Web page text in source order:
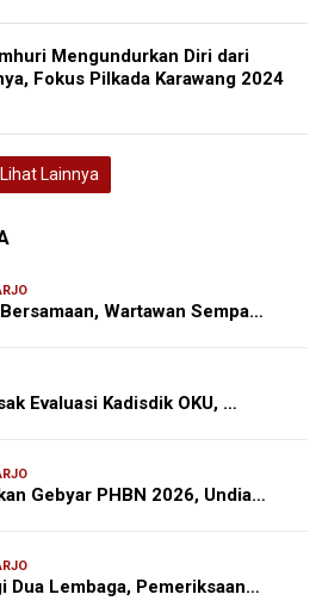
Mengundurkan Diri dari
Fokus Pilkada Karawang 2024
Lihat Lainnya
Wartawan Sempa…
Evaluasi Kadisdik OKU, …
Gebyar PHBN 2026, Undia…
Dua Lembaga, Pemeriksaan…